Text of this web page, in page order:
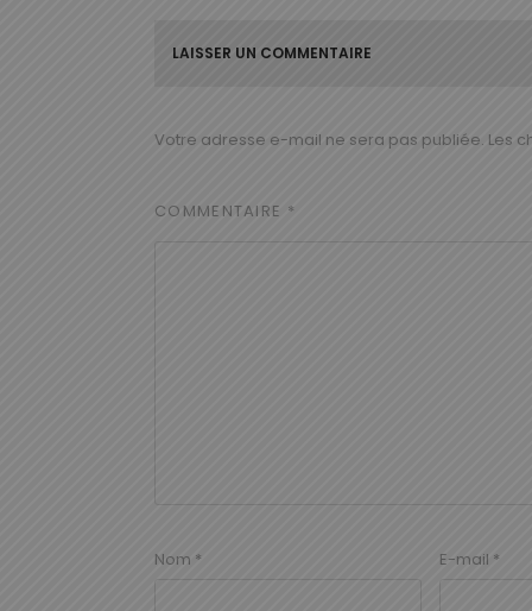
LAISSER UN COMMENTAIRE
Votre adresse e-mail ne sera pas publiée. Les
COMMENTAIRE *
Nom * E-mail *